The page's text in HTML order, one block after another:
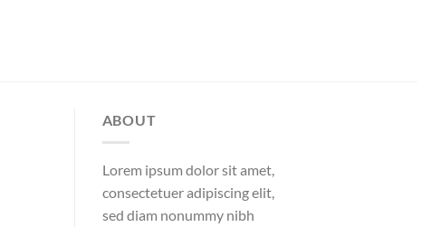
ABOUT
Lorem ipsum dolor sit amet,
consectetuer adipiscing elit,
sed diam nonummy nibh